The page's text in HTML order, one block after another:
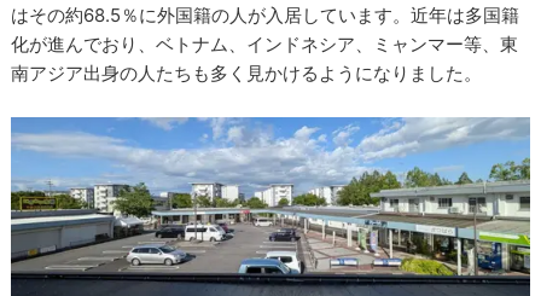
はその約68.5％に外国籍の人が入居しています。近年は多国籍
化が進んでおり、ベトナム、インドネシア、ミャンマー等、東
南アジア出身の人たちも多く見かけるようになりました。